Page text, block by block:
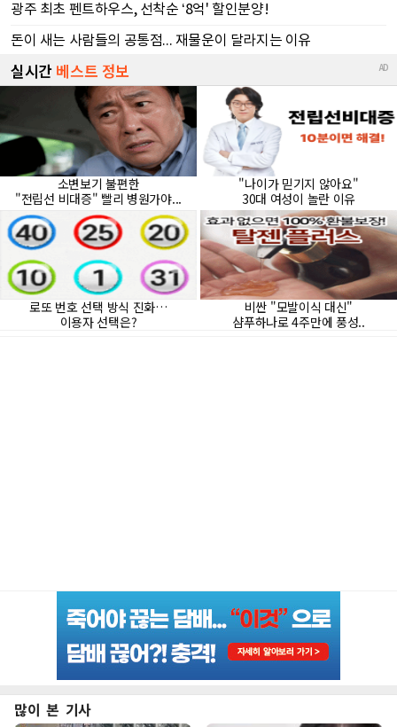
많이 본 기사